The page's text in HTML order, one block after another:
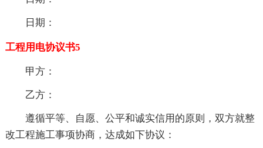
日期：
工程用电协议书5
甲方：
乙方：
遵循平等、自愿、公平和诚实信用的原则，双方就整
改工程施工事项协商，达成如下协议：